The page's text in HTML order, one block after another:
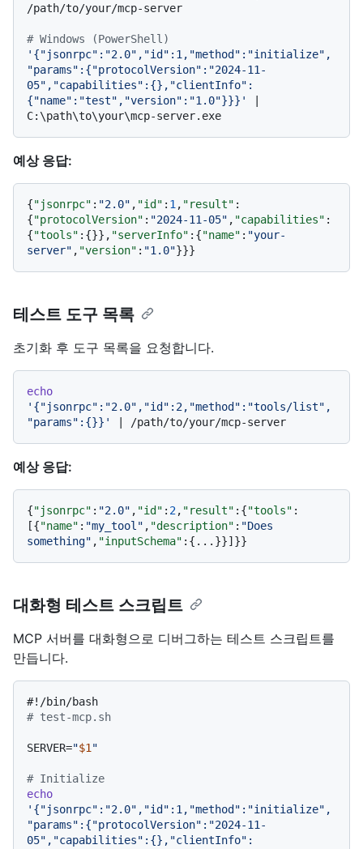
/path/to/your/mcp-server
# Windows (PowerShell)
'{"jsonrpc":"2.0","id":1,"method":"initialize",
"params":{"protocolVersion":"2024-11-
05","capabilities":{},"clientInfo":
{"name":"test","version":"1.0"}}}'
|
예상 응답:
{"jsonrpc" : "2.0" , "id" : 1 , "result" :
{"protocolVersion" : "2024-11-05" , "capabilities" :
{"tools" : {}} , "serverInfo" : {"name" : "your-
server" , "version" : "1.0"}}}
테스트 도구 목록
초기화 후 도구 목록을 요청합니다.
echo
'{"jsonrpc":"2.0","id":2,"method":"tools/list",
"params":{}}'
예상 응답:
{"jsonrpc" : "2.0" , "id" : 2, "result" : {"tools" :
[{"name" : "my_tool" , "description" : "Does
something" , "inputSchema" : { ... }}]}}
대화형 테스트 스크립트
MCP 서버를 대화형으로 디버그하는 테스트 스크립트를
만듭니다.
#!/bin/bash
# test-mcp.sh
SERVER="$1 "
# Initialize
echo
'{"jsonrpc":"2.0","id":1,"method":"initialize",
"params":{"protocolVersion":"2024-11-
05","capabilities":{},"clientInfo":